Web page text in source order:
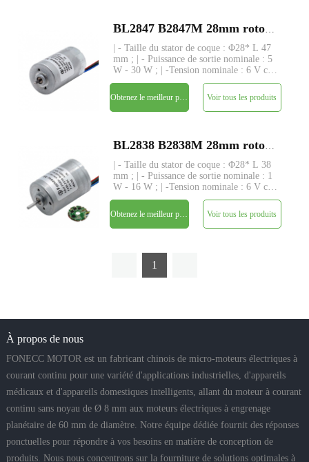
| - Taille du stator de coque : Φ28* L 47
mm ; | - Puissance de sortie nominale : 5
W - 30 W ; | -Tension nominale : 6 V cc
- 24 V ; | - Couple nominal : jusqu'à 185
gf-cm ; | - Tige : Φ2.3mm, longueur
personnalisée ; | - Driver : driver intégré
avec
Voir tous les produits
| - Taille du stator de coque : Φ28* L 38
mm ; | - Puissance de sortie nominale : 1
W - 16 W ; | -Tension nominale : 6 V cc
- 24 V ; | - Couple nominal : jusqu'à 120
gf-cm ; | - Tige : Φ2.3mm, longueur
personnalisée ; | - Driver : driver intégré
avec
Voir tous les produits
1
À propos de nous
FONECC MOTOR est un fabricant chinois de micro-moteurs électriques à
courant continu pour une variété d'applications industrielles, d'appareils
médicaux et d'appareils domestiques intelligents, allant du moteur à courant
continu sans noyau de Ø 8 mm aux moteurs électriques à engrenage
planétaire de 60 mm de diamètre. Notre équipe dédiée fournit des réponses
ponctuelles pour répondre à vos besoins en matière de conception de
produits. Nous nous concentrons sur la fourniture de solutions optimales à